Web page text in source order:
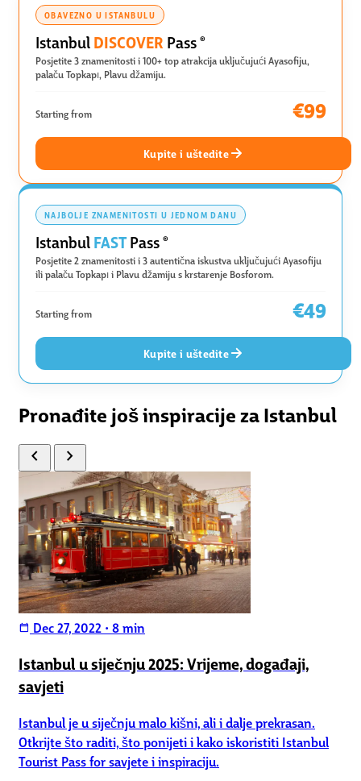
OBAVEZNO U ISTANBULU
IstanbulDISCOVER Pass ®
Posjetite 3 znamenitosti i 100+ top atrakcija uključujući Ayasofiju,
palaču Topkapı, Plavu džamiju.
Starting from €99
Kupite i uštedite
NAJBOLJE ZNAMENITOSTI U JEDNOM DANU
IstanbulFASTPass ®
Posjetite 2 znamenitosti i 3 autentična iskustva uključujući Ayasofiju
ili palaču Topkapı i Plavu džamiju s krstarenje Bosforom.
Starting from €49
Kupite i uštedite
Pronađite još inspiracije za Istanbul
chevron_left chevron_right
calendar_today Dec 27, 2022 • 8 min
Istanbul u siječnju 2025: Vrijeme, događaji,
savjeti
Istanbul je u siječnju malo kišni, ali i dalje prekrasan.
Otkrijte što raditi, što ponijeti i kako iskoristiti Istanbul
Tourist Pass for savjete i inspiraciju.